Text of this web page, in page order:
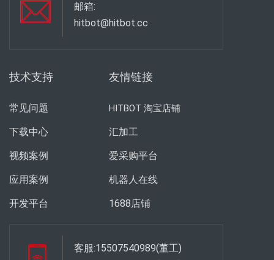
邮箱:
hitbot@hitbot.cc
技术支持
常见问题
下载中心
视频案例
应用案例
开发平台
友情链接
HITBOT 淘宝店铺
汇加工
爱采购平台
机器人在线
1688店铺
客服:15507540989(董工)